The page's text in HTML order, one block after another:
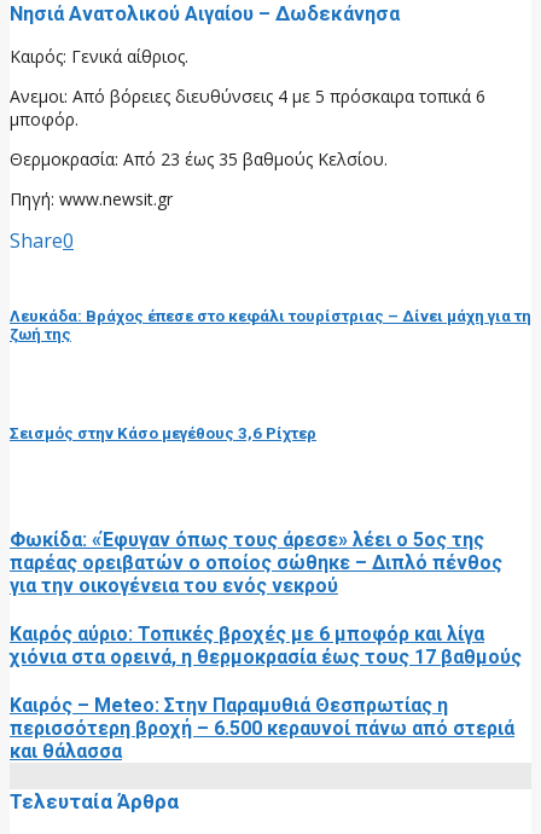
Νησιά Ανατολικού Αιγαίου – Δωδεκάνησα
Καιρός: Γενικά αίθριος.
Ανεμοι: Από βόρειες διευθύνσεις 4 με 5 πρόσκαιρα τοπικά 6
μποφόρ.
Θερμοκρασία: Από 23 έως 35 βαθμούς Κελσίου.
Πηγή: www.newsit.gr
Share0
Λευκάδα: Βράχος έπεσε στο κεφάλι τουρίστριας – Δίνει μάχη για τη
ζωή της
Σεισμός στην Κάσο μεγέθους 3,6 Ρίχτερ
Φωκίδα: «Έφυγαν όπως τους άρεσε» λέει ο 5ος της
παρέας ορειβατών ο οποίος σώθηκε – Διπλό πένθος
για την οικογένεια του ενός νεκρού
Καιρός αύριο: Τοπικές βροχές με 6 μποφόρ και λίγα
χιόνια στα ορεινά, η θερμοκρασία έως τους 17 βαθμούς
Καιρός – Meteo: Στην Παραμυθιά Θεσπρωτίας η
περισσότερη βροχή – 6.500 κεραυνοί πάνω από στεριά
και θάλασσα
Τελευταία Άρθρα